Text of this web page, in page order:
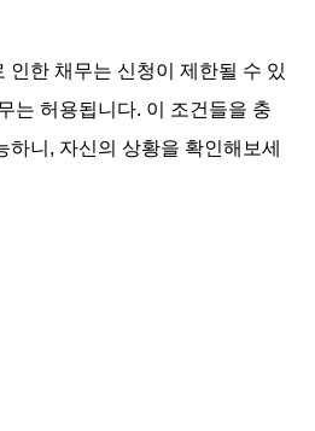
인한 채무는 신청이 제한될 수 있
는 허용됩니다. 이 조건들을 충
하니, 자신의 상황을 확인해보세